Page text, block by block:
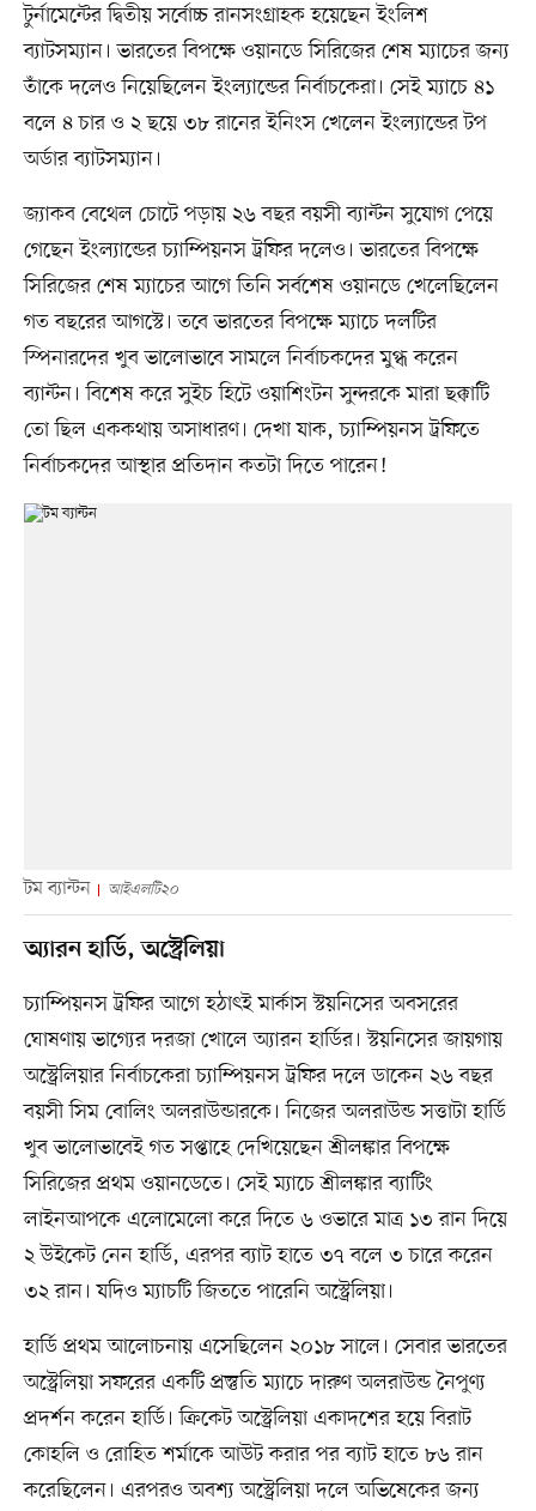
টুর্নামেন্টের দ্বিতীয় সর্বোচ্চ রানসংগ্রাহক হয়েছেন ইংলিশ
ব্যাটসম্যান। ভারতের বিপক্ষে ওয়ানডে সিরিজের শেষ ম্যাচের জন্য
তাঁকে দলেও নিয়েছিলেন ইংল্যান্ডের নির্বাচকেরা। সেই ম্যাচে ৪১
বলে ৪ চার ও ২ ছয়ে ৩৮ রানের ইনিংস খেলেন ইংল্যান্ডের টপ
অর্ডার ব্যাটসম্যান।
জ্যাকব বেথেল চোটে পড়ায় ২৬ বছর বয়সী ব্যান্টন সুযোগ পেয়ে
গেছেন ইংল্যান্ডের চ্যাম্পিয়নস ট্রফির দলেও। ভারতের বিপক্ষে
সিরিজের শেষ ম্যাচের আগে তিনি সর্বশেষ ওয়ানডে খেলেছিলেন
গত বছরের আগস্টে। তবে ভারতের বিপক্ষে ম্যাচে দলটির
স্পিনারদের খুব ভালোভাবে সামলে নির্বাচকদের মুগ্ধ করেন
ব্যান্টন। বিশেষ করে সুইচ হিটে ওয়াশিংটন সুন্দরকে মারা ছক্কাটি
তো ছিল এককথায় অসাধারণ। দেখা যাক, চ্যাম্পিয়নস ট্রফিতে
নির্বাচকদের আস্থার প্রতিদান কতটা দিতে পারেন!
টম ব্যান্টন আইএলটি২০
অ্যারন হার্ডি, অস্ট্রেলিয়া
চ্যাম্পিয়নস ট্রফির আগে হঠাৎই মার্কাস স্টয়নিসের অবসরের
ঘোষণায় ভাগ্যের দরজা খোলে অ্যারন হার্ডির। স্টয়নিসের জায়গায়
অস্ট্রেলিয়ার নির্বাচকেরা চ্যাম্পিয়নস ট্রফির দলে ডাকেন ২৬ বছর
বয়সী সিম বোলিং অলরাউন্ডারকে। নিজের অলরাউন্ড সত্তাটা হার্ডি
খুব ভালোভাবেই গত সপ্তাহে দেখিয়েছেন শ্রীলঙ্কার বিপক্ষে
সিরিজের প্রথম ওয়ানডেতে। সেই ম্যাচে শ্রীলঙ্কার ব্যাটিং
লাইনআপকে এলোমেলো করে দিতে ৬ ওভারে মাত্র ১৩ রান দিয়ে
২ উইকেট নেন হার্ডি, এরপর ব্যাট হাতে ৩৭ বলে ৩ চারে করেন
৩২ রান। যদিও ম্যাচটি জিততে পারেনি অস্ট্রেলিয়া।
হার্ডি প্রথম আলোচনায় এসেছিলেন ২০১৮ সালে। সেবার ভারতের
অস্ট্রেলিয়া সফরের একটি প্রস্তুতি ম্যাচে দারুণ অলরাউন্ড নৈপুণ্য
প্রদর্শন করেন হার্ডি। ক্রিকেট অস্ট্রেলিয়া একাদশের হয়ে বিরাট
কোহলি ও রোহিত শর্মাকে আউট করার পর ব্যাট হাতে ৮৬ রান
করেছিলেন। এরপরও অবশ্য অস্ট্রেলিয়া দলে অভিষেকের জন্য